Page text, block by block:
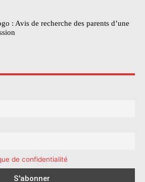
: Avis de recherche des parents d’une
de confidentialité